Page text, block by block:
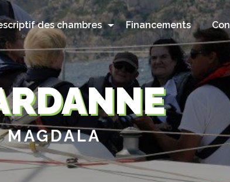
des chambres Financements
MAGDALA